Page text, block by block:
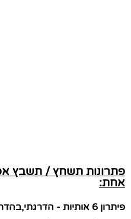
פתרונות תשחץ / תשבץ
אחת:
פיתרון 6 אותיות - הדרגתי,בהדרגה